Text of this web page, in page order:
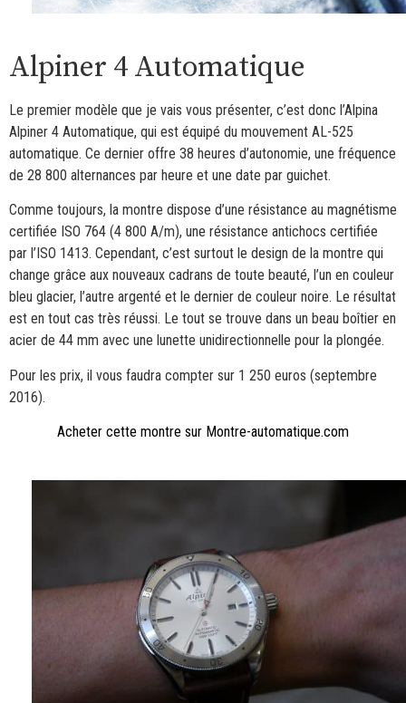
Alpiner 4 Automatique
Le premier modèle que je vais vous présenter, c’est donc l’Alpina
Alpiner 4 Automatique, qui est équipé du mouvement AL-525
automatique. Ce dernier offre 38 heures d’autonomie, une fréquence
de 28 800 alternances par heure et une date par guichet.
Comme toujours, la montre dispose d’une résistance au magnétisme
certifiée ISO 764 (4 800 A/m), une résistance antichocs certifiée
par l’ISO 1413. Cependant, c’est surtout le design de la montre qui
change grâce aux nouveaux cadrans de toute beauté, l’un en couleur
bleu glacier, l’autre argenté et le dernier de couleur noire. Le résultat
est en tout cas très réussi. Le tout se trouve dans un beau boîtier en
acier de 44 mm avec une lunette unidirectionnelle pour la plongée.
Pour les prix, il vous faudra compter sur 1 250 euros (septembre
2016).
Acheter cette montre sur Montre-automatique.com